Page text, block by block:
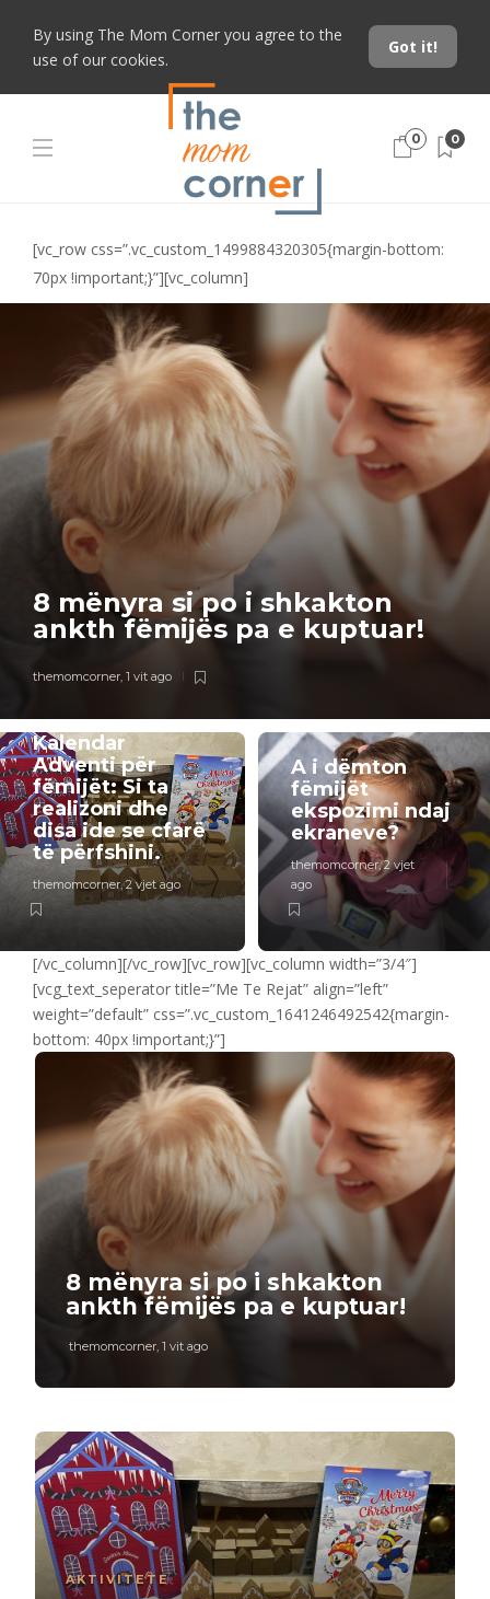
By using The Mom Corner you agree to the
use of our cookies.
Got it!
0 0
[vc_row css=”.vc_custom_1499884320305{margin-bottom:
70px !important;}”][vc_column]
8 mënyra si po i shkakton
ankth fëmijës pa e kuptuar!
themomcorner, 1 vit ago
Kalendar
Adventi për
fëmijët: Si ta
realizoni dhe
disa ide se cfarë
të përfshini.
themomcorner,2 vjet ago
A i dëmton
fëmijët
ekspozimi ndaj
ekraneve?
themomcorner,2 vjet
ago
[/vc_column][/vc_row][vc_row][vc_column width=”3/4″]
[vcg_text_seperator title=”Me Te Rejat” align=”left”
weight=”default” css=”.vc_custom_1641246492542{margin-
bottom: 40px !important;}”]
8 mënyra si po i shkakton
ankth fëmijës pa e kuptuar!
themomcorner, 1 vit ago
AKTIVITETE